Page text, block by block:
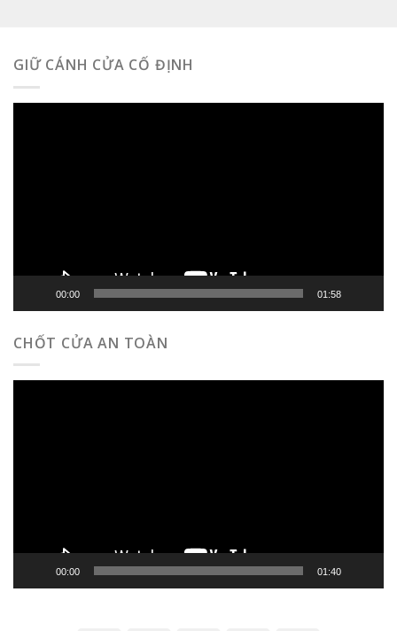
GIỮ CÁNH CỬA CỐ ĐỊNH
00:00 01:58
CHỐT CỬA AN TOÀN
00:00 01:40